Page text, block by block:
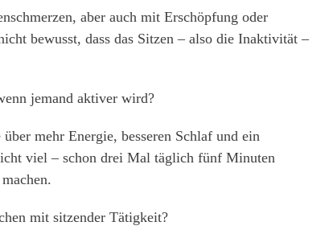
aber auch mit Erschöpfung oder
bewusst, dass das Sitzen – also die Inaktivität –
jemand aktiver wird?
mehr Energie, besseren Schlaf und ein
viel – schon drei Mal täglich fünf Minuten
mit sitzender Tätigkeit?